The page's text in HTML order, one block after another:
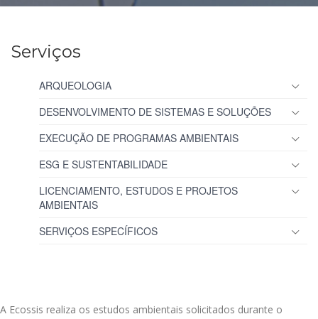
Serviços
ARQUEOLOGIA
DESENVOLVIMENTO DE SISTEMAS E SOLUÇÕES
EXECUÇÃO DE PROGRAMAS AMBIENTAIS
ESG E SUSTENTABILIDADE
LICENCIAMENTO, ESTUDOS E PROJETOS
AMBIENTAIS
SERVIÇOS ESPECÍFICOS
A Ecossis realiza os estudos ambientais solicitados durante o